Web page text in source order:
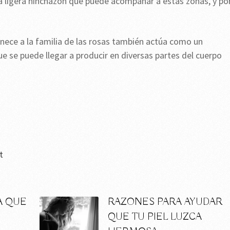
a la familia de las rosas también actúa como un
se puede llegar a producir en diversas partes del cuerpo
QUE
RAZONES PARA AYUDAR
QUE TU PIEL LUZCA